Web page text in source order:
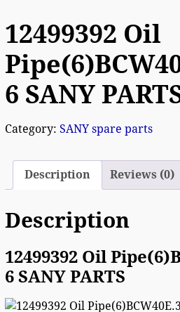
12499392 Oil
6 SANY
Category: SANY spare parts
Description Reviews (0)
Description
12499392 Oil
6 SANY PARTS